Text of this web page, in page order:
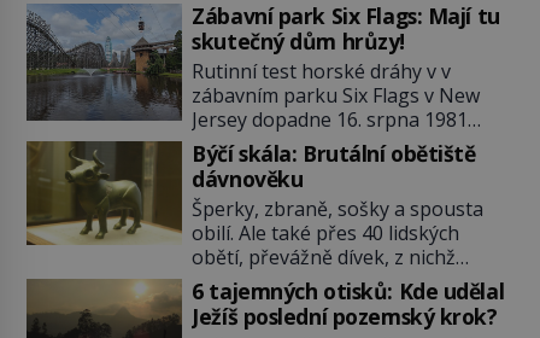
Zábavní park Six Flags: Mají tu
skutečný dům hrůzy!
Rutinní test horské dráhy v v
zábavním parku Six Flags v New
Jersey dopadne 16. srpna 1981
katastrofou. 20letý technik Scott
Tyler se zřítí na zem! Zranění jsou
neslučitelná se životem. „Nepoužil
bezpečnostní zábranu,“ osvětlí
smrtelnou nehodu tiskový mluvčí
parku a vyšetřovatelé mu dávají za
pravdu: „Atrakce je v pořádku.“ A
pak přijde srpen roku […]
Býčí skála: Brutální obětiště
dávnověku
Šperky, zbraně, sošky a spousta
obilí. Ale také přes 40 lidských
obětí, převážně dívek, z nichž
některým rozetnou hlavu a
useknou končetiny. To je slavný
halštatský pohřeb. V Evropě
6 tajemných otisků: Kde udělal
Ježíš poslední pozemský krok?